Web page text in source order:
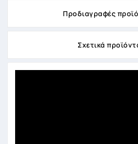
Προδιαγραφές
Σχετικά